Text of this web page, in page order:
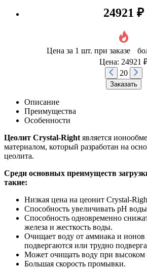
24921 ₽
Цена за 1 шт. при заказе
Цена: 24921
20
Заказать
Описание
Преимущества
Особенности
Цеолит Crystal-Right является
материалом, который разработан на
цеолита.
Среди основных преимуществ
такие:
Низкая цена на цеонит Crystal-
Способность увеличивать рН
Способность одновременно
железа и жесткость воды.
Очищает воду от аммиака и ионов
подвергаются или трудно
Может очищать воду при высоком
Большая скорость промывки.